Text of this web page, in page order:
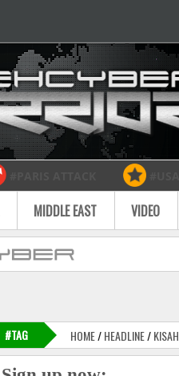
MIDDLE EAST VIDEO
#TAG HOME/HEADLINE/KISAH